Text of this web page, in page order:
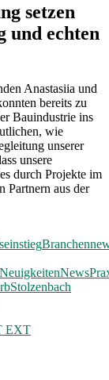
setzen
und echten
Anastasiia und
bereits zu
Bauindustrie ins
wie
unserer
unsere
durch Projekte im
Partnern aus der
NeuigkeitenNews
Stolzenbach
EXT